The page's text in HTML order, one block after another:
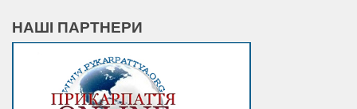
НАШІ ПАРТНЕРИ